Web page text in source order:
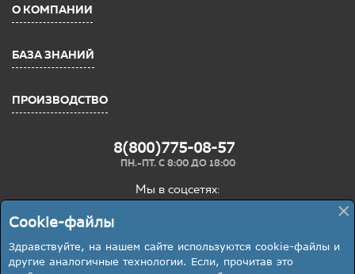
О КОМПАНИИ
БАЗА ЗНАНИЙ
ПРОИЗВОДСТВО
8(800)775-08-57
ПН.-ПТ. С 8:00 ДО 18:00
Мы в соцсетях:
Представленная на данном сайте информация о технических
×
Cookie-файлы
Здравствуйте, на нашем сайте используются cookie-файлы и
другие аналогичные технологии. Если, прочитав это